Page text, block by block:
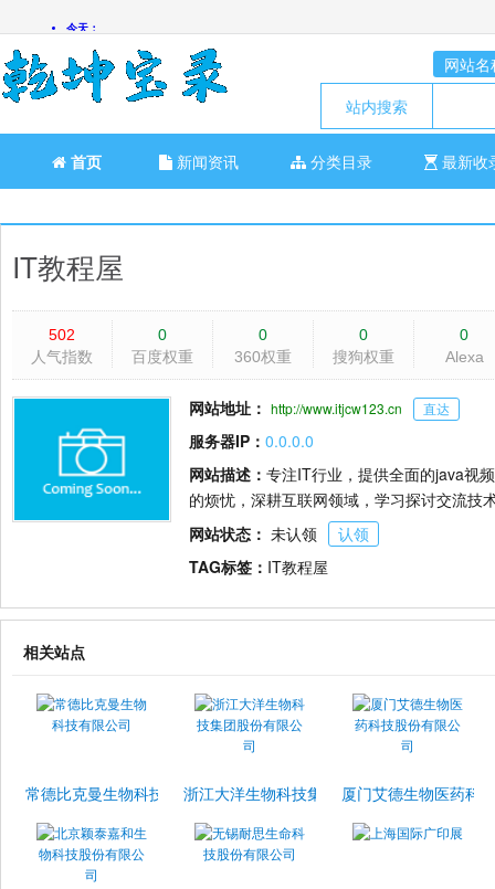
网站名
站内搜索
首页 新闻资讯 分类目录 最新收
IT教程屋
502
人气指数
0
百度权重
0
360权重
0
搜狗权重
0
Alexa
网站地址： http://www.itjcw123.cn 直达
服务器IP： 0.0.0.0
网站描述： 专注IT行业，提供全面的java视
的烦忧，深耕互联网领域，学习探讨交流技
网站状态： 未认领
认领
TAG标签： IT教程屋
相关站点
常德比克曼生物科技有限公司浙江大洋生物科技集团股份有限公司
厦门艾德生物医药科